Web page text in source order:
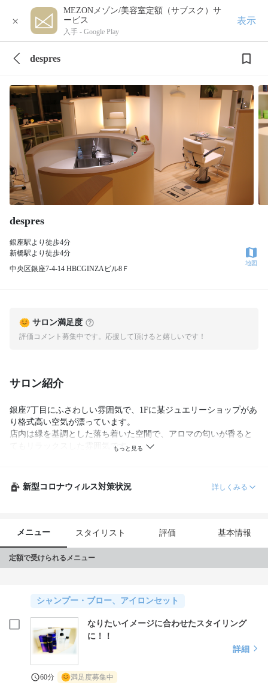
×
MEZONメゾン/美容室定額（サブスク）サ
ービス
入手 - Google Play
表示
despres
despres
銀座駅より徒歩4分
新橋駅より徒歩4分
中央区銀座7-4-14 HBCGINZAビル8Ｆ
地図
サロン満足度
評価コメント募集中です。応援して頂けると嬉しいです！
サロン紹介
銀座7丁目にふさわしい雰囲気で、1Fに某ジュエリーショップがあ
り格式高い空気が漂っています。
店内は緑を基調とした落ち着いた空間で、アロマの匂いが香ると
てもリラックスした雰囲気です。
des presとは自然体で気取らないリラクゼーションを体験してほし
美容だけでなく、お一人の時間を大切にさせて頂きたく
てなしをさせて頂きます。
新型コロナウィルス対策状況 詳しくみる
メニュー スタイリスト 評価 基本情報
定額で受けられるメニュー
シャンプー・ブロー、アイロンセット
なりたいイメージに合わせたスタイリング
に！！
詳細
60分 満足度募集中